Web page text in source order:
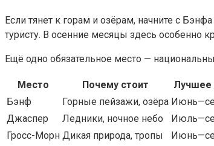
Если тянет к горам и озёрам, начните с
туристу. В осенние месяцы здесь особенно
Ещё одно обязательное место —
Место Почему стоит
Лучшее
Бэнф
Горные пейзажи, озёра
Джаспер
Ледники, ночное небо
Гросс-Морн Дикая природа, тропы